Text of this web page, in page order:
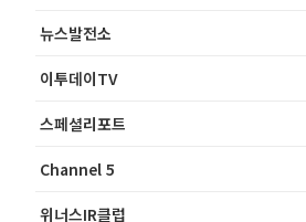
뉴스발전소
이투데이TV
스페셜리포트
Channel 5
위너스IR클럽